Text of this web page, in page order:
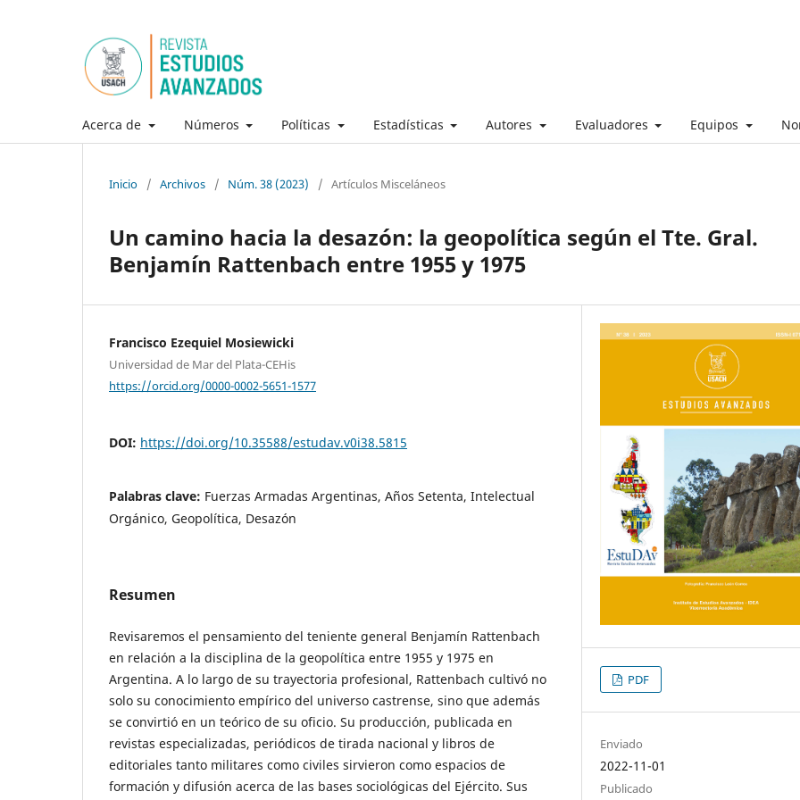
Acerca de Números Políticas Estadísticas Autores Evaluadores Equipos
Inicio / Archivos / Núm. 38 (2023) / Artículos Misceláneos
Un camino hacia la desazón: la geopolítica según el Tte. Gral.
Benjamín Rattenbach entre 1955 y 1975
Francisco Ezequiel Mosiewicki
Universidad de Mar del Plata-CEHis
https://orcid.org/0000-0002-5651-1577
DOI: https://doi.org/10.35588/estudav.v0i38.5815
Palabras clave: Fuerzas Armadas Argentinas, Años Setenta, Intelectual
Orgánico, Geopolítica, Desazón
Resumen
Revisaremos el pensamiento del teniente general Benjamín Rattenbach
en relación a la disciplina de la geopolítica entre 1955 y 1975 en
Argentina. A lo largo de su trayectoria profesional, Rattenbach cultivó no
solo su conocimiento empírico del universo castrense, sino que además
se convirtió en un teórico de su oficio. Su producción, publicada en
revistas especializadas, periódicos de tirada nacional y libros de
editoriales tanto militares como civiles sirvieron como espacios de
formación y difusión acerca de las bases sociológicas del Ejército. Sus
PDF
Enviado
2022-11-01
Publicado